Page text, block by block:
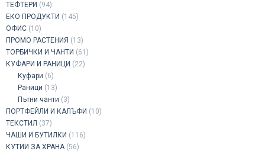
ТЕФТЕРИ (94)
ЕКО ПРОДУКТИ (145)
ОФИС (10)
ПРОМО РАСТЕНИЯ (13)
ТОРБИЧКИ И ЧАНТИ (61)
КУФАРИ И РАНИЦИ (22)
Куфари (6)
Раници (13)
Пътни чанти (3)
ПОРТФЕЙЛИ И КАЛЪФИ (10)
ТЕКСТИЛ (37)
ЧАШИ И БУТИЛКИ (116)
КУТИИ ЗА ХРАНА (56)